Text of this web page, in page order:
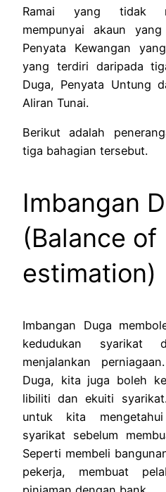
Ramai yang tidak
mempunyai akaun
Penyata Kewangan
yang terdiri daripada
Duga, Penyata Untung
Aliran Tunai.
Berikut adalah
tiga bahagian tersebut.
Imbangan
(Balance of
estimation)
Imbangan Duga
kedudukan syarikat
menjalankan
Duga, kita juga boleh
libiliti dan ekuiti
untuk kita
syarikat sebelum
Seperti membeli
pekerja, membuat